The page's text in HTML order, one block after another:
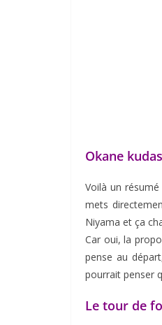
Okane
Voilà un
mets
Niyama et ça
Car oui, la
pense au
pourrait penser
Le tour de